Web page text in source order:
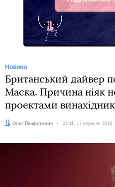
Facebook
Новини
Британський дайвер
Маска. Причина ніяк
проектами
Автор:
Олег Панфілович Дата:
23:11, 17 вересня 2018